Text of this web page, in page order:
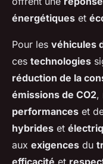
énergétiques et
Pour les véhicules
ces technologies
réduction de la
émissions de CO2,
performances et
hybrides et
aux exigences du